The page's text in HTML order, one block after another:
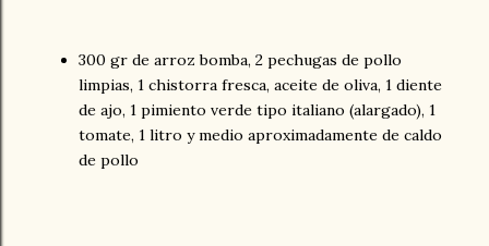
300 gr de arroz bomba, 2 pechugas de pollo
limpias, 1 chistorra fresca, aceite de oliva, 1 diente
de ajo, 1 pimiento verde tipo italiano (alargado), 1
tomate, 1 litro y medio aproximadamente de caldo
de pollo